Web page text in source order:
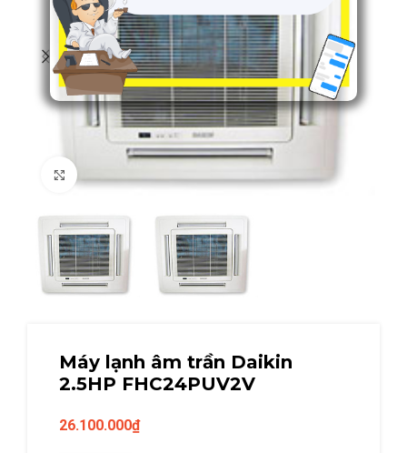
Máy lạnh âm trần Daikin
2.5HP FHC24PUV2V
26.100.000₫